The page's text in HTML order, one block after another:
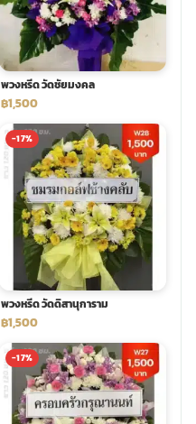
พวงหรีด วัดชัยมงคล
฿1,500
-17%
พวงหรีด วัดดิสานุการาม
฿1,500
-17%